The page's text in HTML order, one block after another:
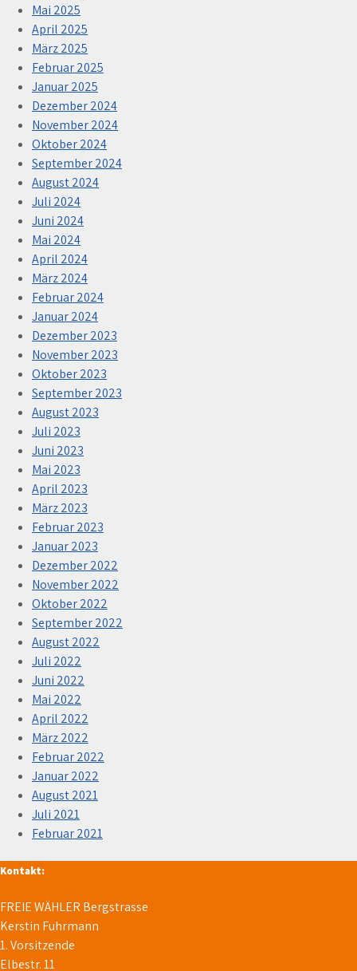
Mai 2025
April 2025
März 2025
Februar 2025
Januar 2025
Dezember 2024
November 2024
Oktober 2024
September 2024
August 2024
Juli 2024
Juni 2024
Mai 2024
April 2024
März 2024
Februar 2024
Januar 2024
Dezember 2023
November 2023
Oktober 2023
September 2023
August 2023
Juli 2023
Juni 2023
Mai 2023
April 2023
März 2023
Februar 2023
Januar 2023
Dezember 2022
November 2022
Oktober 2022
September 2022
August 2022
Juli 2022
Juni 2022
Mai 2022
April 2022
März 2022
Februar 2022
Januar 2022
August 2021
Juli 2021
Februar 2021
Kontakt:
FREIE WÄHLER Bergstrasse
Kerstin Fuhrmann
1. Vorsitzende
Elbestr. 11